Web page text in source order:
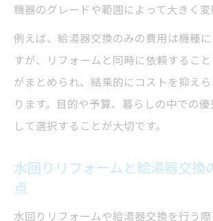
機器のグレードや範囲によって大きく変
例えば、給湯器交換のみの費用は機種
すが、リフォームと同時に依頼するこ
がまとめられ、結果的にコストを抑え
ります。目的や予算、暮らしの中での
して選択することが大切です。
水回りリフォームと給湯器交換
点
水回りリフォームや給湯器交換を行う